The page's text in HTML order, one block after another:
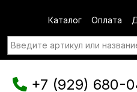
Каталог Оплата
+7 (929) 680-